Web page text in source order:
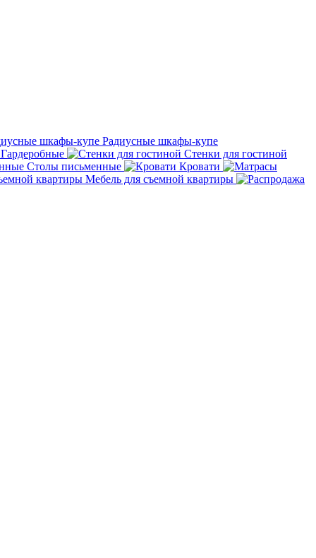
Радиусные шкафы-купе
Гардеробные
Стенки для гостиной
Столы письменные
Кровати
Мебель для съемной квартиры